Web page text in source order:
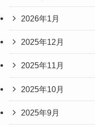
2026年1月
2025年12月
2025年11月
2025年10月
2025年9月